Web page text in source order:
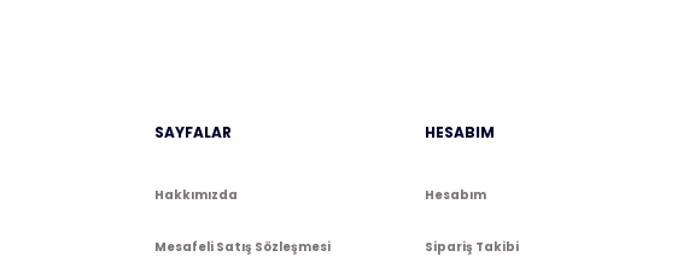
SAYFALAR
Hakkımızda
Mesafeli Satış Sözleşmesi
HESABIM
Hesabım
Sipariş Takibi